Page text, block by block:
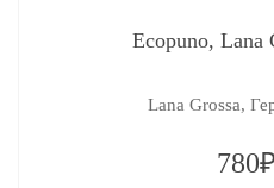
Ecopuno, Lana
Lana Grossa,